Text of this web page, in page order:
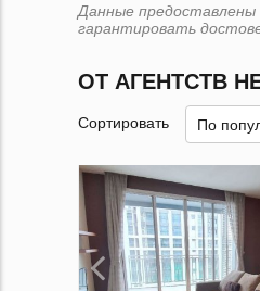
Данные предоставлены
гарантировать
ОТ АГЕНТСТВ
Сортировать По